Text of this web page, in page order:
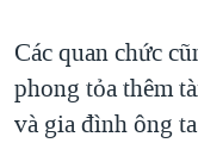
Các quan chức
phong tỏa thêm
và gia đình ông